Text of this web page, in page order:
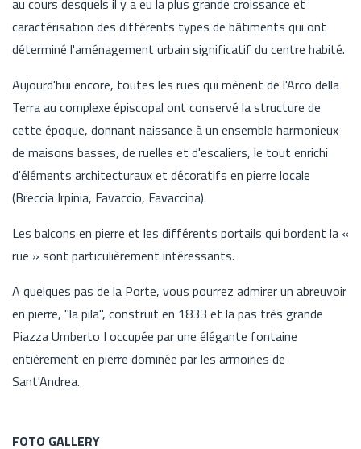
au cours desquels il y a eu la plus grande croissance et
caractérisation des différents types de bâtiments qui ont
déterminé l'aménagement urbain significatif du centre habité.
Aujourd'hui encore, toutes les rues qui mènent de l'Arco della
Terra au complexe épiscopal ont conservé la structure de
cette époque, donnant naissance à un ensemble harmonieux
de maisons basses, de ruelles et d'escaliers, le tout enrichi
d'éléments architecturaux et décoratifs en pierre locale
(Breccia Irpinia, Favaccio, Favaccina).
Les balcons en pierre et les différents portails qui bordent la «
rue » sont particulièrement intéressants.
A quelques pas de la Porte, vous pourrez admirer un abreuvoir
en pierre, "la pila", construit en 1833 et la pas très grande
Piazza Umberto I occupée par une élégante fontaine
entièrement en pierre dominée par les armoiries de
Sant'Andrea.
FOTO GALLERY